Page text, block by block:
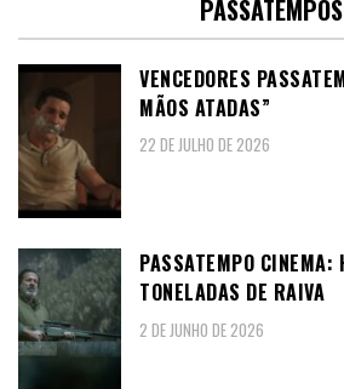
PASSATEMPOS
VENCEDORES
MÃOS ATADAS”
22 DE JULHO DE 2026
PASSATEMPO CINEMA:
TONELADAS DE RAIVA
2 DE JUNHO DE 2026